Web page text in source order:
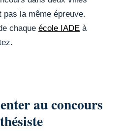
la même épreuve.
chaque école IADE à
au concours